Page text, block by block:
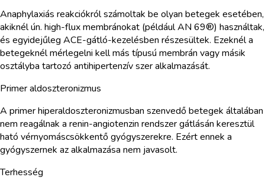
Anaphylaxiás reakciókról számoltak be olyan betegek esetében,
akiknél ún. high-flux membránokat (például AN 69®) használtak,
és egyidejűleg ACE-gátló-kezelésben részesültek. Ezeknél a
betegeknél mérlegelni kell más típusú membrán vagy másik
osztályba tartozó antihipertenzív szer alkalmazását.
Primer aldoszteronizmus
A primer hiperaldoszteronizmusban szenvedő betegek általában
nem reagálnak a renin-angiotenzin rendszer gátlásán keresztül
ható vérnyomáscsökkentő gyógyszerekre. Ezért ennek a
gyógyszernek az alkalmazása nem javasolt.
Terhesség